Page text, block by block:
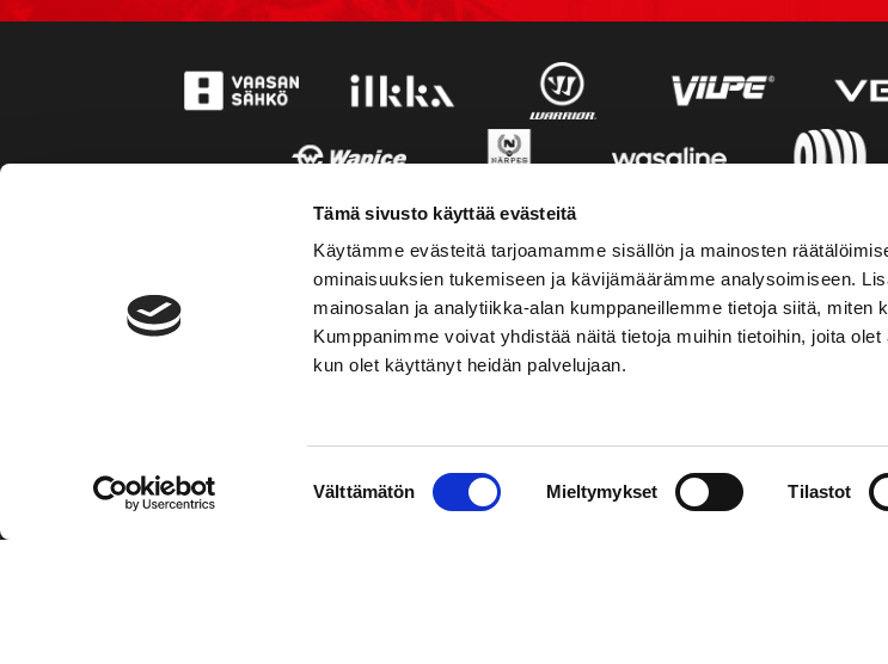
Tämä sivusto käyttää evästeitä
Käytämme evästeitä tarjoamamme sisällön ja mainosten
ominaisuuksien tukemiseen ja kävijämäärämme analysoimiseen.
mainosalan ja analytiikka-alan kumppaneillemme tietoja siitä, miten
Kumppanimme voivat yhdistää näitä tietoja muihin tietoihin, joita
kun olet käyttänyt heidän palvelujaan.
Välttämätön Mieltymykset Tilastot
Hockey-Team Vaasan Sport Oy
YHTEYSTIEDOT
Puh: 02 01 555 600
sportshop@vaasansport.fi
facebook